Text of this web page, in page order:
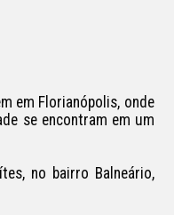
em Florianópolis, onde
se encontram em um
no bairro Balneário,